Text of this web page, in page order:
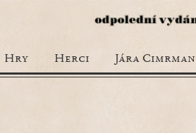
Hry Herci Jára Cimrman